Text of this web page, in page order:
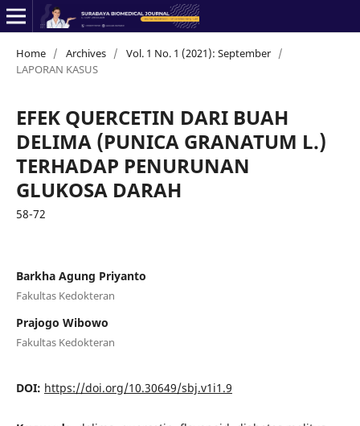
Home / Archives / Vol. 1 No. 1 (2021): September /
LAPORAN KASUS
EFEK QUERCETIN DARI BUAH
DELIMA (PUNICA GRANATUM L.)
TERHADAP PENURUNAN
GLUKOSA DARAH
58-72
Barkha Agung Priyanto
Fakultas Kedokteran
Prajogo Wibowo
Fakultas Kedokteran
DOI: https://doi.org/10.30649/sbj.v1i1.9